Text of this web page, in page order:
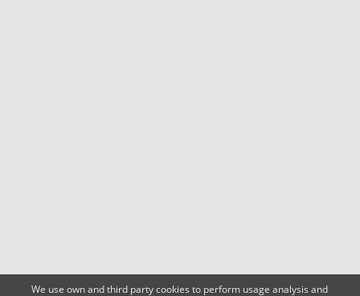
We use own and third party cookies to perform usage analysis and